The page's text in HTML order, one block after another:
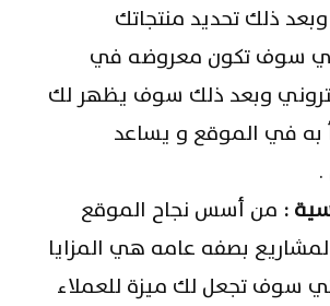
ذلك تحديد منتجاتك
سوف تكون معروضه في
وبعد ذلك سوف يظهر لك
به في الموقع و يساعد
.
: من أسس نجاح الموقع
بصفه عامه هي المزايا
سوف تجعل لك ميزة للعملاء